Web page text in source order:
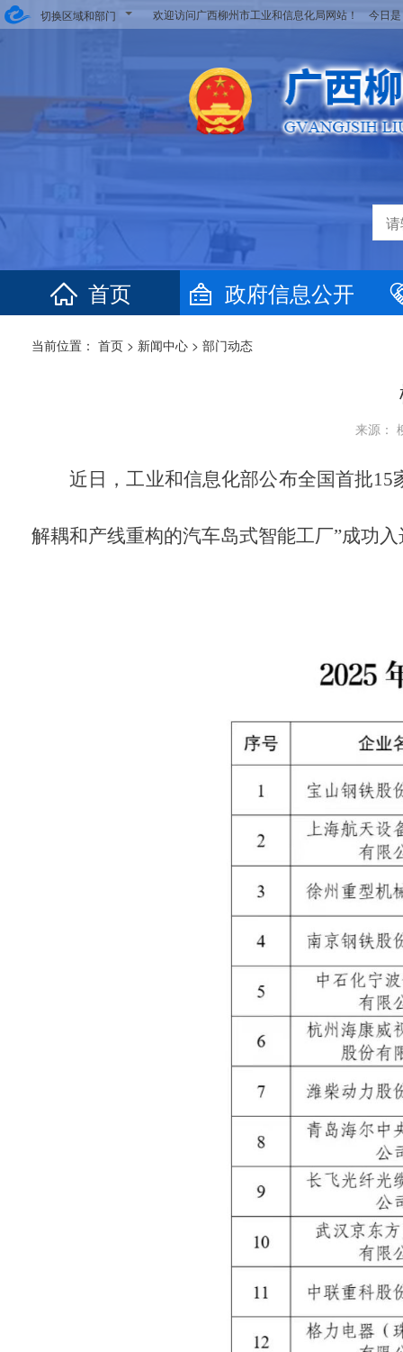
切换区域和部门 欢迎访问广西柳州市工业和信息化局网站！ 今日
首页 政府信息公开
当前位置： 首页 > 新闻中心 > 部门动态
来源：
近日，工业和信息化部公布全国首批15
解耦和产线重构的汽车岛式智能工厂”成功